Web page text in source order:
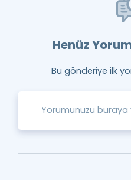
Henüz
Bu gönderiye ilk